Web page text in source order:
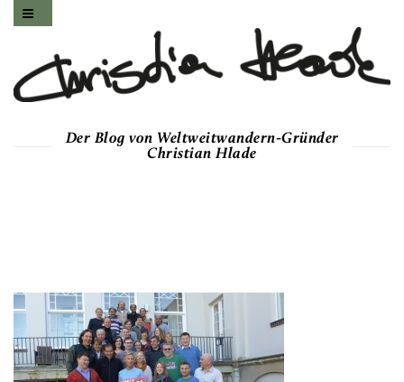
Der Blog von Weltweitwandern-Gründer
Christian Hlade